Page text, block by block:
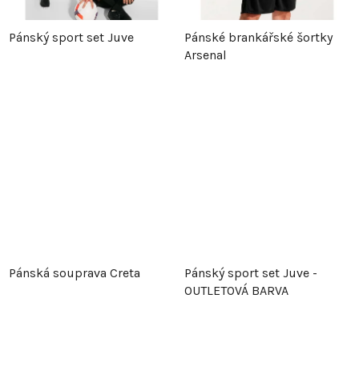
Pánský sport set Juve
Pánské brankářské šortky
Arsenal
Pánská souprava Creta
Pánský sport set Juve -
OUTLETOVÁ BARVA